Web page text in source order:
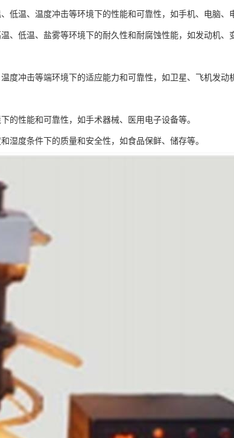
低温、温度冲击等环境下的性能和可靠性，如手机、电脑、
、低温、盐雾等环境下的耐久性和耐腐蚀性能，如发动机、
度冲击等端环境下的适应能力和可靠性，如卫星、飞机发动
的性能和可靠性，如手术器械、医用电子设备等。
湿度条件下的质量和安全性，如食品保鲜、储存等。